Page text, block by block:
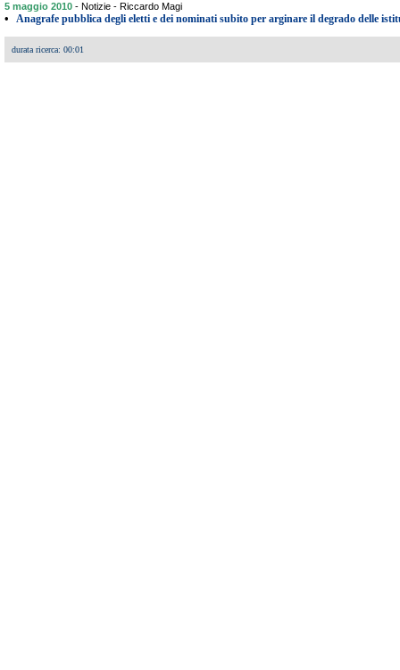
5 maggio 2010 - Notizie - Riccardo Magi
• Anagrafe pubblica degli eletti e dei nominati subito per arginare il degrado delle
durata ricerca: 00:01